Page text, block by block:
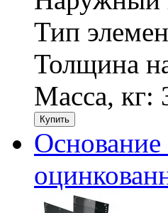
Тип
Толщина
Масса, кг:
Купить